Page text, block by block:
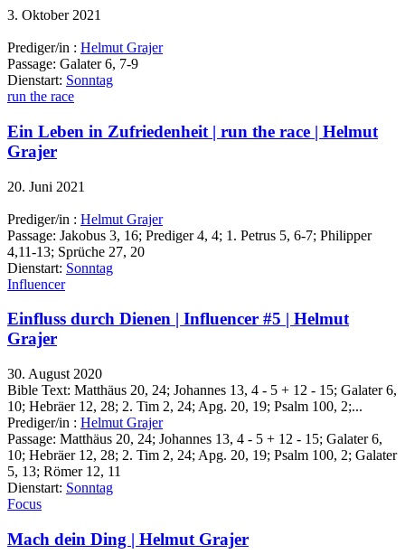
3. Oktober 2021
Prediger/in : Helmut Grajer
Passage: Galater 6, 7-9
Dienstart: Sonntag
run the race
Ein Leben in Zufriedenheit | run the race | Helmut
Grajer
20. Juni 2021
Prediger/in : Helmut Grajer
Passage: Jakobus 3, 16; Prediger 4, 4; 1. Petrus 5, 6-7; Philipper
4,11-13; Sprüche 27, 20
Dienstart: Sonntag
Influencer
Einfluss durch Dienen | Influencer #5 | Helmut
Grajer
30. August 2020
Bible Text: Matthäus 20, 24; Johannes 13, 4 - 5 + 12 - 15; Galater 6,
10; Hebräer 12, 28; 2. Tim 2, 24; Apg. 20, 19; Psalm 100, 2;...
Prediger/in : Helmut Grajer
Passage: Matthäus 20, 24; Johannes 13, 4 - 5 + 12 - 15; Galater 6,
10; Hebräer 12, 28; 2. Tim 2, 24; Apg. 20, 19; Psalm 100, 2; Galater
5, 13; Römer 12, 11
Dienstart: Sonntag
Focus
Mach dein Ding | Helmut Grajer